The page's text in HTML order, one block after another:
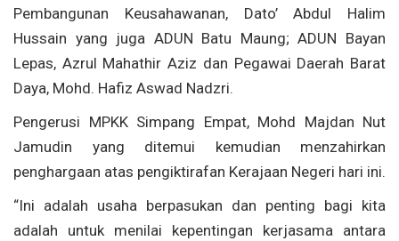
Pembangunan Keusahawanan, Dato’ Abdul Halim
Hussain yang juga ADUN Batu Maung; ADUN Bayan
Lepas, Azrul Mahathir Aziz dan Pegawai Daerah Barat
Daya, Mohd. Hafiz Aswad Nadzri.
Pengerusi MPKK Simpang Empat, Mohd Majdan Nut
Jamudin yang ditemui kemudian menzahirkan
penghargaan atas pengiktirafan Kerajaan Negeri hari ini.
“Ini adalah usaha berpasukan dan penting bagi kita
adalah untuk menilai kepentingan kerjasama antara